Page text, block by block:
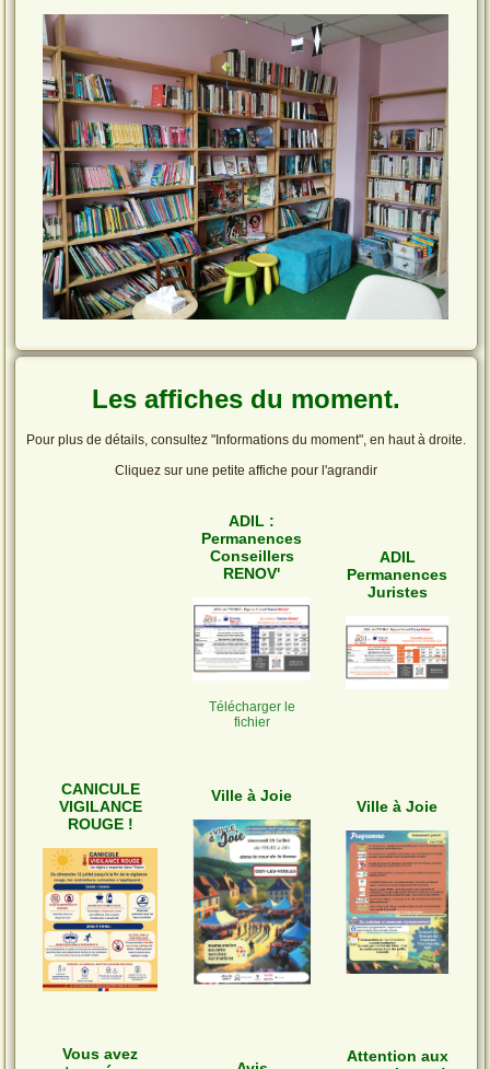
Les affiches du moment.
Pour plus de détails, consultez "Informations du moment", en haut à droite.
Cliquez sur une petite affiche pour l'agrandir
ADIL :
Permanences
Conseillers
RENOV'
Télécharger le
fichier
ADIL
Permanences
Juristes
CANICULE
VIGILANCE
ROUGE !
Ville à Joie
Ville à Joie
Vous avez
Attention aux